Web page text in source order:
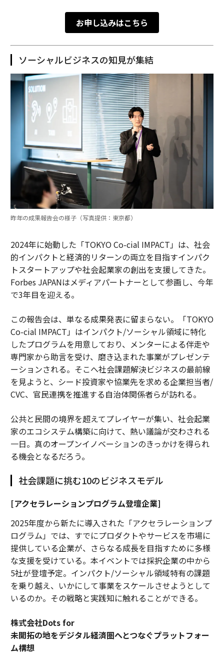
お申し込みはこちら
ソーシャルビジネスの知見が集結
昨年の成果報告会の様子（写真提供：東京都）
2024年に始動した「TOKYO Co-cial IMPACT」は、社会
的インパクトと経済的リターンの両立を目指すインパク
トスタートアップや社会起業家の創出を支援してきた。
Forbes JAPANはメディアパートナーとして参画し、今年
で3年目を迎える。
この報告会は、単なる成果発表に留まらない。「TOKYO
Co-cial IMPACT」はインパクト/ソーシャル領域に特化
したプログラムを用意しており、メンターによる伴走や
専門家から助言を受け、磨き込まれた事業がプレゼンテ
ーションされる。そこへ社会課題解決ビジネスの最前線
を見ようと、シード投資家や協業先を求める企業担当者/
CVC、官民連携を推進する自治体関係者らが訪れる。
公共と民間の境界を超えてプレイヤーが集い、社会起業
家のエコシステム構築に向けて、熱い議論が交わされる
一日。真のオープンイノベーションのきっかけを得られ
る機会となるだろう。
社会課題に挑む10のビジネスモデル
[アクセラレーションプログラム登壇企業]
2025年度から新たに導入された「アクセラレーションプ
ログラム」では、すでにプロダクトやサービスを市場に
提供している企業が、さらなる成長を目指すために多様
な支援を受けている。本イベントでは採択企業の中から
5社が登壇予定。インパクト/ソーシャル領域特有の課題
を乗り越え、いかにして事業をスケールさせようとして
いるのか。その戦略と実践知に触れることができる。
株式会社Dots for
未開拓の地をデジタル経済圏へとつなぐプラットフォー
ム構想